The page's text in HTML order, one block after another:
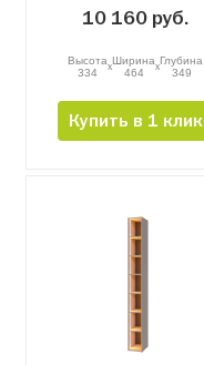
10 160 руб.
Высота
334
xШирина
464
xГлубина
349
Купить в 1 клик